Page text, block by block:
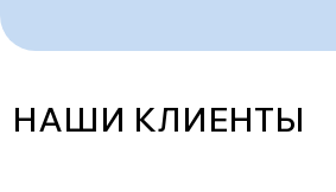
НАШИ КЛИЕНТЫ